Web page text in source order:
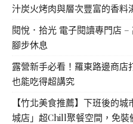
汁炭火烤肉與層次豐富的香料
閱悅．拾光 電子閱讀專門店
腳步休息
露營新手必看！羅東路邊商
也能吃得超講究
【竹北美食推薦】下班後的
城店」超Chill聚餐空間，免裝